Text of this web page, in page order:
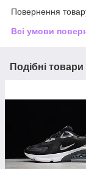
Повернення
Всі умови
Подібні товари